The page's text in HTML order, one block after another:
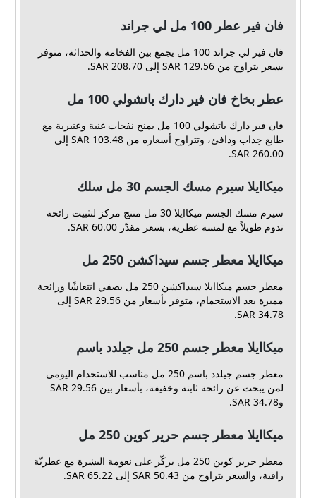
فان فير عطر 100 مل لي جراند
فان فير لي جراند 100 مل يجمع بين الفخامة والحداثة، متوفر
بسعر يتراوح من 129.56 SAR إلى 208.70 SAR.
عطر بخاخ فان فير دارك باتشولي 100 مل
فان فير دارك باتشولي 100 مل يمنح نفحات غنية وعنبرية مع
طابع جذاب ودافئ، وتتراوح أسعاره من 103.48 SAR إلى
260.00 SAR.
ميكاايلا سيرم مسك الجسم 30 مل سلك
سيرم مسك الجسم ميكاايلا 30 مل منتج مركز لتثبيت رائحة
تدوم طويلاً مع لمسة عطرية، بسعر مقدّر 60.00 SAR.
ميكاايلا معطر جسم سيداكشن 250 مل
معطر جسم ميكاايلا سيداكشن 250 مل يضفي انتعاشًا ورائحة
مميزة بعد الاستحمام، متوفر بأسعار من 29.56 SAR إلى
34.78 SAR.
ميكاايلا معطر جسم 250 مل جيلدد باسم
معطر جسم جيلدد باسم 250 مل مناسب للاستخدام اليومي
لمن يبحث عن رائحة ثابتة وخفيفة، بأسعار بين 29.56 SAR
و34.78 SAR.
ميكاايلا معطر جسم حرير كوين 250 مل
معطر حرير كوين 250 مل يركّز على نعومة البشرة مع عطريّة
راقية، والسعر يتراوح من 50.43 SAR إلى 65.22 SAR.